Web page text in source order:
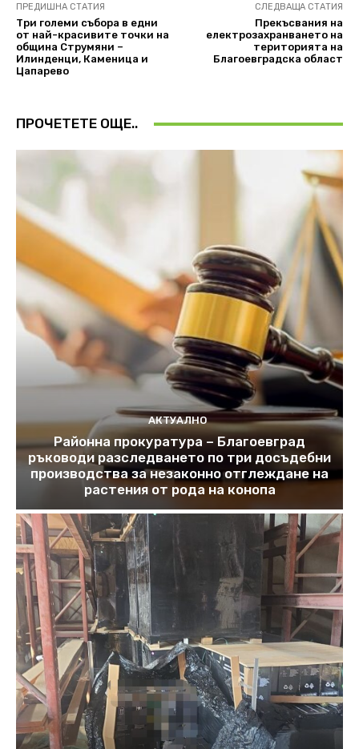
ПРЕДИШНА СТАТИЯ
Три големи съборa в едни
от най-красивите точки на
община Струмяни –
Илинденци, Каменица и
Цапарево
СЛЕДВАЩА СТАТИЯ
Прекъсвания на
електрозахранването на
територията на
Благоевградска област
ПРОЧЕТЕТЕ ОЩЕ..
АКТУАЛНО
Районна прокуратура – Благоевград
ръководи разследването по три досъдебни
производства за незаконно отглеждане на
растения от рода на конопа